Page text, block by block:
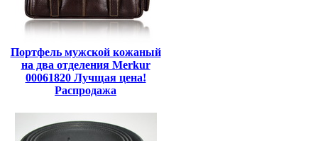
Портфель мужской кожаный
на два отделения Merkur
00061820 Лучщая цена!
Распродажа